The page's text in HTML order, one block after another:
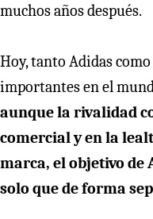
muchos años después.
Hoy, tanto Adidas
importantes en el
aunque la rivalidad
comercial y en la
marca, el objetivo de
solo que de forma